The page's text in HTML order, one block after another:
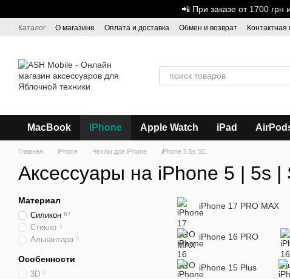
📲 При заказе от 1700
Каталог О магазине Оплата и доставка Обмен и возврат
MacBook iPhone Apple Watch iPad
Главная iPhone Чехлы для iPhone iPhone 5 5s SE
Аксессуары на iPhone 5 | 5s |
iPhone 17 PRO MAX
iPhone 16 PRO
iPhone 15 Plus
Материал
Силикон 67
Стекло 0
Алькантара 0
Особенности
3D 0